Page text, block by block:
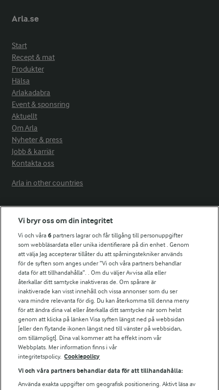
Arla.se
Start
Recept & mat
Produkter
Hälsa
Arlakadabra
Event & sponsring
Aktuellt
Om Arla
Nyheter & press
Jobb & karriär
Kontakta oss
Arla in other countries
Fler Arlasajter
För ägare
Arlas kundportal
Arla.com
Falbygdens Ost
Arla webbshop
Bildbank
Följ oss
Vi bryr oss om din integritet
Vi och våra6 partners lagrar och får tillgång till personuppgifter
som webbläsardata eller unika identifierare på din enhet . Genom
att välja Jag accepterar tillåter du att spårningstekniker används
för de syften som anges under ”Vi och våra partners behandlar
data för att tillhandahålla”. . Om du väljer Avvisa alla eller
återkallar ditt samtycke inaktiveras de. Om spårare är
inaktiverade kan visst innehåll och vissa annonser som du ser
vara mindre relevanta för dig. Du kan återkomma till denna meny
för att ändra dina val eller återkalla ditt samtycke när som helst
genom att klicka på länken Visa syften längst ned på webbsidan
[eller den flytande ikonen längst ned till vänster på webbsidan,
om tillämpligt]. Dina val kommer att ha effekt inom vår
Webbplats. Mer information finns i vår
integritetspolicy. Cookiepolicy
Vi och våra partners behandlar data för att tillhandahålla:
Använda exakta uppgifter om geografisk positionering. Aktivt läsa av